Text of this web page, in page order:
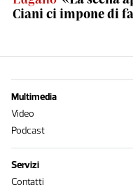
Ciani ci impone di
Multimedia
Video
Podcast
Servizi
Contatti